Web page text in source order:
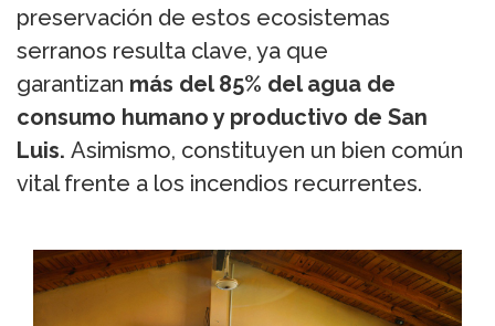
preservación de estos ecosistemas
serranos resulta clave, ya que
garantizan más del 85% del agua de
consumo humano y productivo de San
Luis. Asimismo, constituyen un bien común
vital frente a los incendios recurrentes.